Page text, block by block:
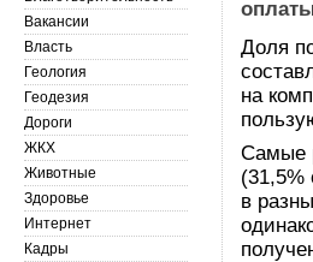
Доля
на
Самые
(31,5%
в
Вакансии
Власть
Геология
Геодезия
Дороги
ЖКХ
Животные
Здоровье
Интернет
Кадры